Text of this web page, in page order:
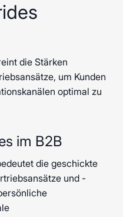
die Stärken
um Kunden
optimal zu
im B2B
die geschickte
und -